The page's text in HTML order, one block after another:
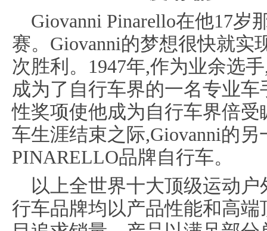
Giovanni Pinarello在他17岁
赛。Giovanni的梦想很快就实
次胜利。1947年,作为业余选
成为了自行车界的一名专业
性奖项使他成为自行车界倍
车生涯结束之际,Giovanni的
PINARELLO品牌自行车。
以上全世界十大顶级运动
行车品牌均以产品性能和高